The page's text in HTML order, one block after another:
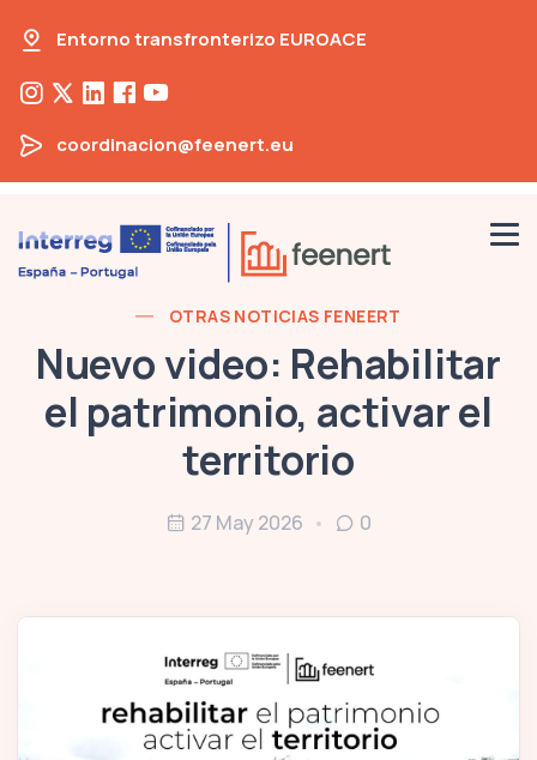
Entorno transfronterizo EUROACE
coordinacion@feenert.eu
OTRAS NOTICIAS FENEERT
Nuevo video: Rehabilitar
el patrimonio, activar el
territorio
27 May 2026 0